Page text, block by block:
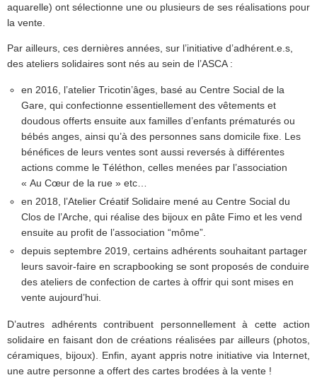
aquarelle) ont sélectionne une ou plusieurs de ses réalisations pour
la vente.
Par ailleurs, ces dernières années, sur l’initiative d’adhérent.e.s,
des ateliers solidaires sont nés au sein de l’ASCA :
en 2016, l’atelier Tricotin’âges, basé au Centre Social de la
Gare, qui confectionne essentiellement des vêtements et
doudous offerts ensuite aux familles d’enfants prématurés ou
bébés anges, ainsi qu’à des personnes sans domicile fixe. Les
bénéfices de leurs ventes sont aussi reversés à différentes
actions comme le Téléthon, celles menées par l’association
« Au Cœur de la rue » etc…
en 2018, l’Atelier Créatif Solidaire mené au Centre Social du
Clos de l’Arche, qui réalise des bijoux en pâte Fimo et les vend
ensuite au profit de l’association “môme”.
depuis septembre 2019, certains adhérents souhaitant partager
leurs savoir-faire en scrapbooking se sont proposés de conduire
des ateliers de confection de cartes à offrir qui sont mises en
vente aujourd’hui.
D’autres adhérents contribuent personnellement à cette action
solidaire en faisant don de créations réalisées par ailleurs (photos,
céramiques, bijoux). Enfin, ayant appris notre initiative via Internet,
une autre personne a offert des cartes brodées à la vente !